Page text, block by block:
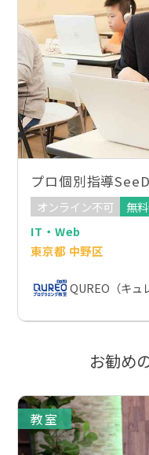
プロ個別指導
オンライン不可
無
IT・Web
東京都 中野区
QUREO（キュ
お勧め
教室